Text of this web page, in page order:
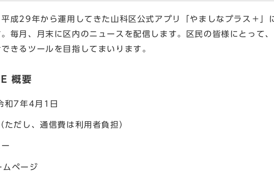
成29年から運用してきた山科区公式アプリ「やましなプラス＋」
毎月、月末に区内のニュースを配信します。区民の皆様にとって
きるツールを目指してまいります。
概要
和7年4月1日
だし、通信費は利用者負担）
ムページ